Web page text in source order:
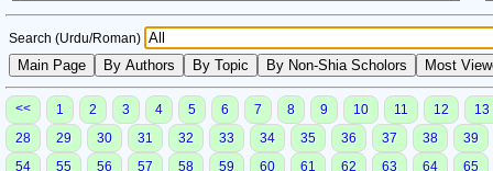
Search (Urdu/Roman)
<< 1 2 3 4 5 6 7 8 9 10 11 12
13
28
29 30 31 32 33 34 35 36 37 38
39
54
55 56 57 58 59 60 61 62 63 64
65